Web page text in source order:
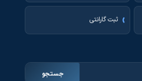
ثبت گارانتی
جستجو